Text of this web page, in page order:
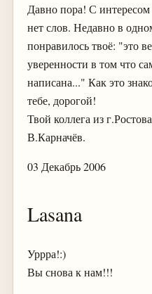
Давно пора! С
нет слов. Недавно в
понравилось твоё: "это
уверенности в том что
написана..." Как это
тебе, дорогой!
Твой коллега из
В.Карначёв.
03 Декабрь 2006
Lasana
Уррра!:)
Вы снова к нам!!!